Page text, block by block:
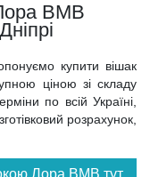
ВМВ
купити вішак
ціною зі складу
по всій Україні,
розрахунок,
Лора ВМВ тут